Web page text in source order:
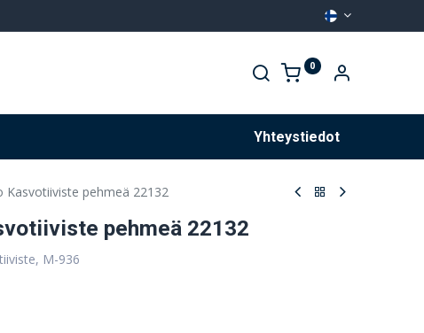
0
Yhteystiedot
Kasvotiiviste pehmeä 22132
pehmeä 22132
M-936